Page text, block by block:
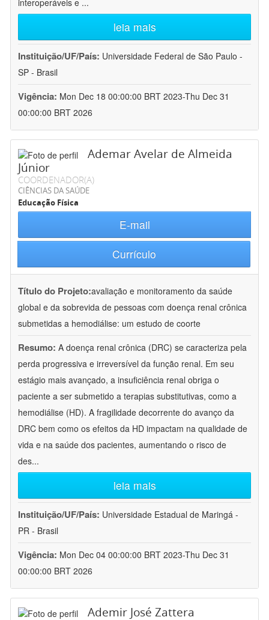
interoperáveis e ...
leia mais
Instituição/UF/País: Universidade Federal de São Paulo -
SP - Brasil
Vigência: Mon Dec 18 00:00:00 BRT 2023-Thu Dec 31
00:00:00 BRT 2026
Ademar Avelar de Almeida
Júnior
COORDENADOR(A)
CIÊNCIAS DA SAÚDE
Educação Física
E-mail
Currículo
Título do Projeto:avaliação e monitoramento da saúde
global e da sobrevida de pessoas com doença renal crônica
submetidas a hemodiálise: um estudo de coorte
Resumo: A doença renal crônica (DRC) se caracteriza pela
perda progressiva e irreversível da função renal. Em seu
estágio mais avançado, a insuficiência renal obriga o
paciente a ser submetido a terapias substitutivas, como a
hemodiálise (HD). A fragilidade decorrente do avanço da
DRC bem como os efeitos da HD impactam na qualidade de
vida e na saúde dos pacientes, aumentando o risco de
des...
leia mais
Instituição/UF/País: Universidade Estadual de Maringá -
PR - Brasil
Vigência: Mon Dec 04 00:00:00 BRT 2023-Thu Dec 31
00:00:00 BRT 2026
Ademir José Zattera